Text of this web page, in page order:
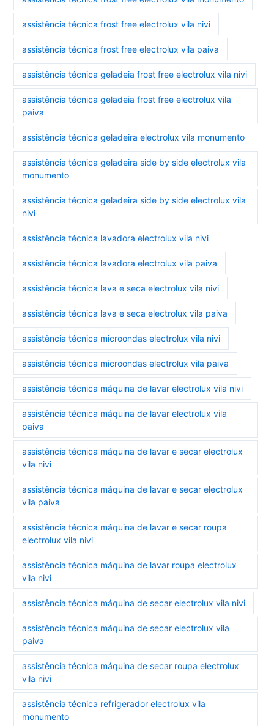
assistência técnica frost free electrolux vila nivi
assistência técnica frost free electrolux vila paiva
assistência técnica geladeia frost free electrolux vila nivi
assistência técnica geladeia frost free electrolux vila
paiva
assistência técnica geladeira electrolux vila monumento
assistência técnica geladeira side by side electrolux vila
monumento
assistência técnica geladeira side by side electrolux vila
nivi
assistência técnica lavadora electrolux vila nivi
assistência técnica lavadora electrolux vila paiva
assistência técnica lava e seca electrolux vila nivi
assistência técnica lava e seca electrolux vila paiva
assistência técnica microondas electrolux vila nivi
assistência técnica microondas electrolux vila paiva
assistência técnica máquina de lavar electrolux vila nivi
assistência técnica máquina de lavar electrolux vila
paiva
assistência técnica máquina de lavar e secar electrolux
vila nivi
assistência técnica máquina de lavar e secar electrolux
vila paiva
assistência técnica máquina de lavar e secar roupa
electrolux vila nivi
assistência técnica máquina de lavar roupa electrolux
vila nivi
assistência técnica máquina de secar electrolux vila nivi
assistência técnica máquina de secar electrolux vila
paiva
assistência técnica máquina de secar roupa electrolux
vila nivi
assistência técnica refrigerador electrolux vila
monumento